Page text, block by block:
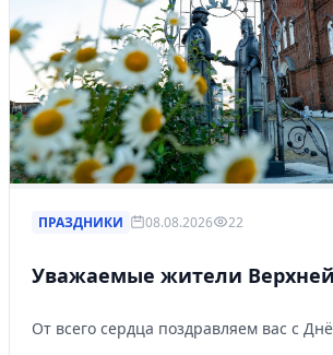
ПРАЗДНИКИ 08.08.2026 22
Уважаемые жители
От всего сердца поздравляем вас с